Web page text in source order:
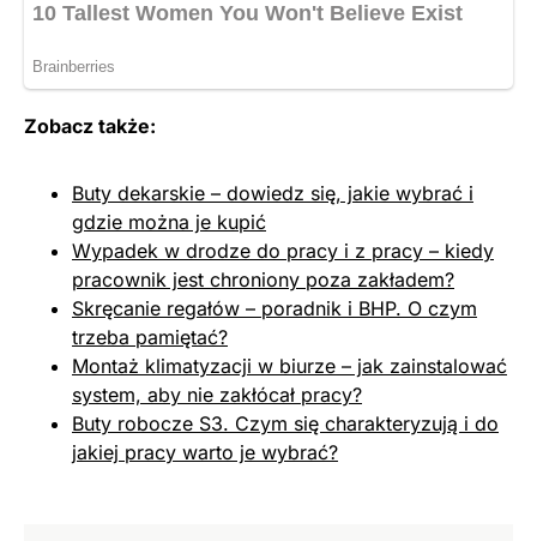
Zobacz także:
Buty dekarskie – dowiedz się, jakie wybrać i
gdzie można je kupić
Wypadek w drodze do pracy i z pracy – kiedy
pracownik jest chroniony poza zakładem?
Skręcanie regałów – poradnik i BHP. O czym
trzeba pamiętać?
Montaż klimatyzacji w biurze – jak zainstalować
system, aby nie zakłócał pracy?
Buty robocze S3. Czym się charakteryzują i do
jakiej pracy warto je wybrać?